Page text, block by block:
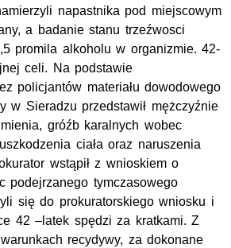
napastnika pod miejscowym
a badanie stanu trzeźwosci
promila alkoholu w organizmie. 42-
celi. Na podstawie
policjantów materiału dowodowego
w Sieradzu przedstawił mężczyźnie
gróźb karalnych wobec
ciała oraz naruszenia
wstąpił z wnioskiem o
podejrzanego tymczasowego
się do prokuratorskiego wniosku i
42 –latek spędzi za kratkami. Z
recydywy, za dokonane